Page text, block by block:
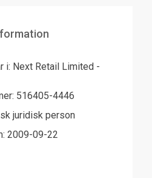
i: Next Retail Limited -
516405-4446
juridisk person
2009-09-22